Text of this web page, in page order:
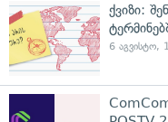
ქვიზი:
6 აგვისტო,